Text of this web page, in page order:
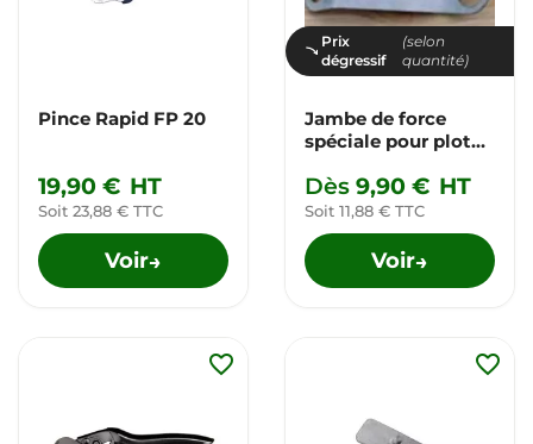
Pince Rapid FP 20
19,90 € HT
Soit 23,88 € TTC
Voir→
Prix
dégressif
(selon
quantité)
Jambe de force
spéciale pour plot
Dès 9,90 € HT
Soit 11,88 € TTC
Voir→
favorite_border favorite_border